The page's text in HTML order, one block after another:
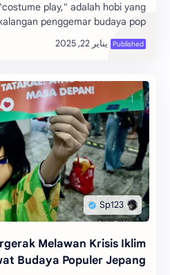
play," adalah hobi yang
penggemar budaya pop
Jepang. Dalam dunia cosplay , pa…
Melawan Krisis Iklim
Budaya Populer Jepang